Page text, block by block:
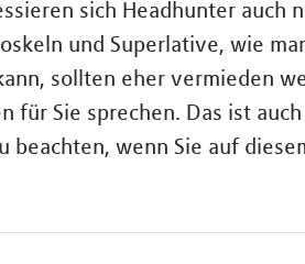
sich Headhunter auch
und Superlative, wie
sollten eher vermieden
für Sie sprechen. Das ist
beachten, wenn Sie auf